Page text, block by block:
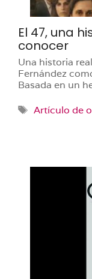
El 47, una
conocer
Una historia
Fernández
Basada en un
Etiquetas
Artículo de